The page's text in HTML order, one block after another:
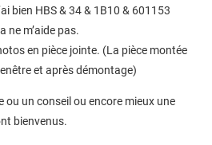
bien HBS & 34 & 1B10 & 601153
ne m’aide pas.
en pièce jointe. (La pièce montée
et après démontage)
ou un conseil ou encore mieux une
bienvenus.